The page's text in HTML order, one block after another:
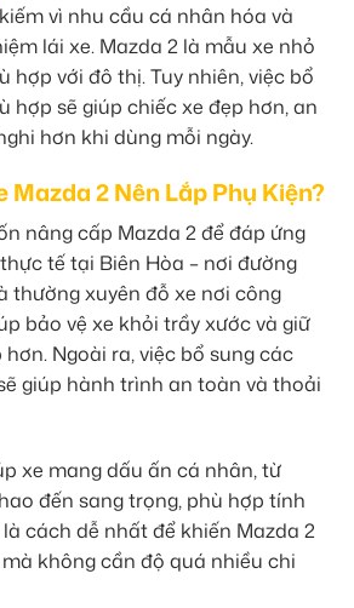
vì nhu cầu cá nhân hóa và
lái xe. Mazda 2 là mẫu xe nhỏ
hợp với đô thị. Tuy nhiên, việc bổ
hợp sẽ giúp chiếc xe đẹp hơn, an
hơn khi dùng mỗi ngày.
Mazda 2 Nên Lắp Phụ Kiện?
nâng cấp Mazda 2 để đáp ứng
tế tại Biên Hòa – nơi đường
thường xuyên đỗ xe nơi công
bảo vệ xe khỏi trầy xước và giữ
Ngoài ra, việc bổ sung các
giúp hành trình an toàn và thoải
xe mang dấu ấn cá nhân, từ
đến sang trọng, phù hợp tính
cách dễ nhất để khiến Mazda 2
không cần độ quá nhiều chi